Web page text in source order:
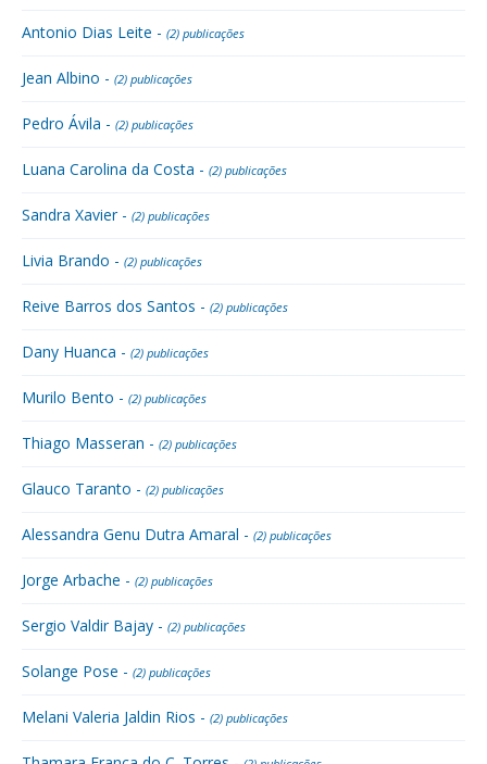
Antonio Dias Leite - (2) publicações
Jean Albino - (2) publicações
Pedro Ávila - (2) publicações
Luana Carolina da Costa - (2) publicações
Sandra Xavier - (2) publicações
Livia Brando - (2) publicações
Reive Barros dos Santos - (2) publicações
Dany Huanca - (2) publicações
Murilo Bento - (2) publicações
Thiago Masseran - (2) publicações
Glauco Taranto - (2) publicações
Alessandra Genu Dutra Amaral - (2) publicações
Jorge Arbache - (2) publicações
Sergio Valdir Bajay - (2) publicações
Solange Pose - (2) publicações
Melani Valeria Jaldin Rios - (2) publicações